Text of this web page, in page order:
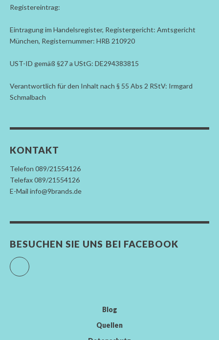
Registereintrag:
Eintragung im Handelsregister, Registergericht: Amtsgericht
München, Registernummer: HRB 210920
UST-ID gemäß §27 a UStG: DE294383815
Verantwortlich für den Inhalt nach § 55 Abs 2 RStV: Irmgard
Schmalbach
KONTAKT
Telefon 089/21554126
Telefax 089/21554126
E-Mail info@9brands.de
BESUCHEN SIE UNS BEI FACEBOOK
Facebook
Blog
Quellen